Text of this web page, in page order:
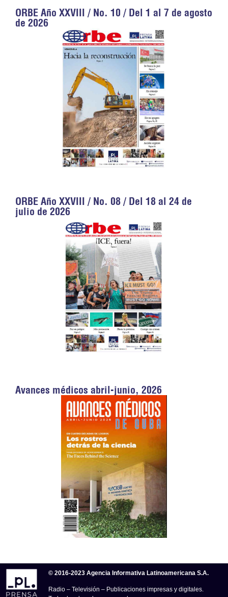
ORBE Año XXVIII / No. 10 / Del 1 al 7 de agosto
de 2026
ORBE Año XXVIII / No. 08 / Del 18 al 24 de
julio de 2026
Avances médicos abril-junio, 2026
© 2016-2023 Agencia Informativa Latinoamericana S.A.
Radio – Televisión – Publicaciones impresas y digitales.